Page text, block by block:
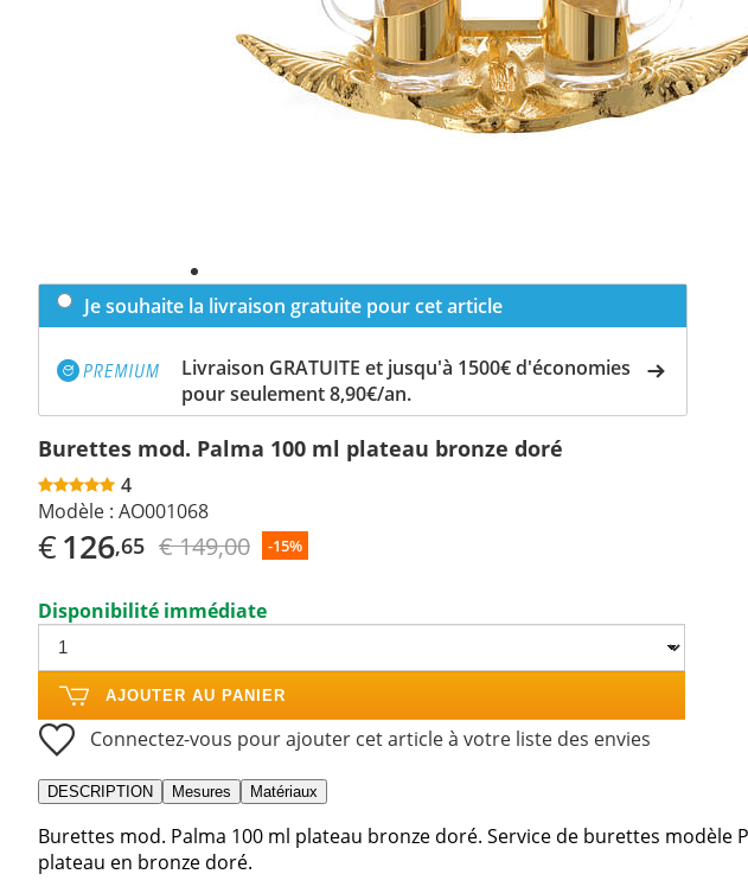
Je souhaite la livraison gratuite pour cet article
Livraison GRATUITE et jusqu'à 1500€ d'économies
pour seulement 8,90€/an.
Burettes mod. Palma 100 ml plateau bronze doré
4
Modèle : AO001068
€126,65 € 149,00 -15%
Disponibilité immédiate
AJOUTER AU PANIER
Connectez-vous pour ajouter cet article à votre liste des envies
DESCRIPTION Mesures Matériaux
Burettes mod. Palma 100 ml plateau bronze doré. Service de burettes modèle
plateau en bronze doré.